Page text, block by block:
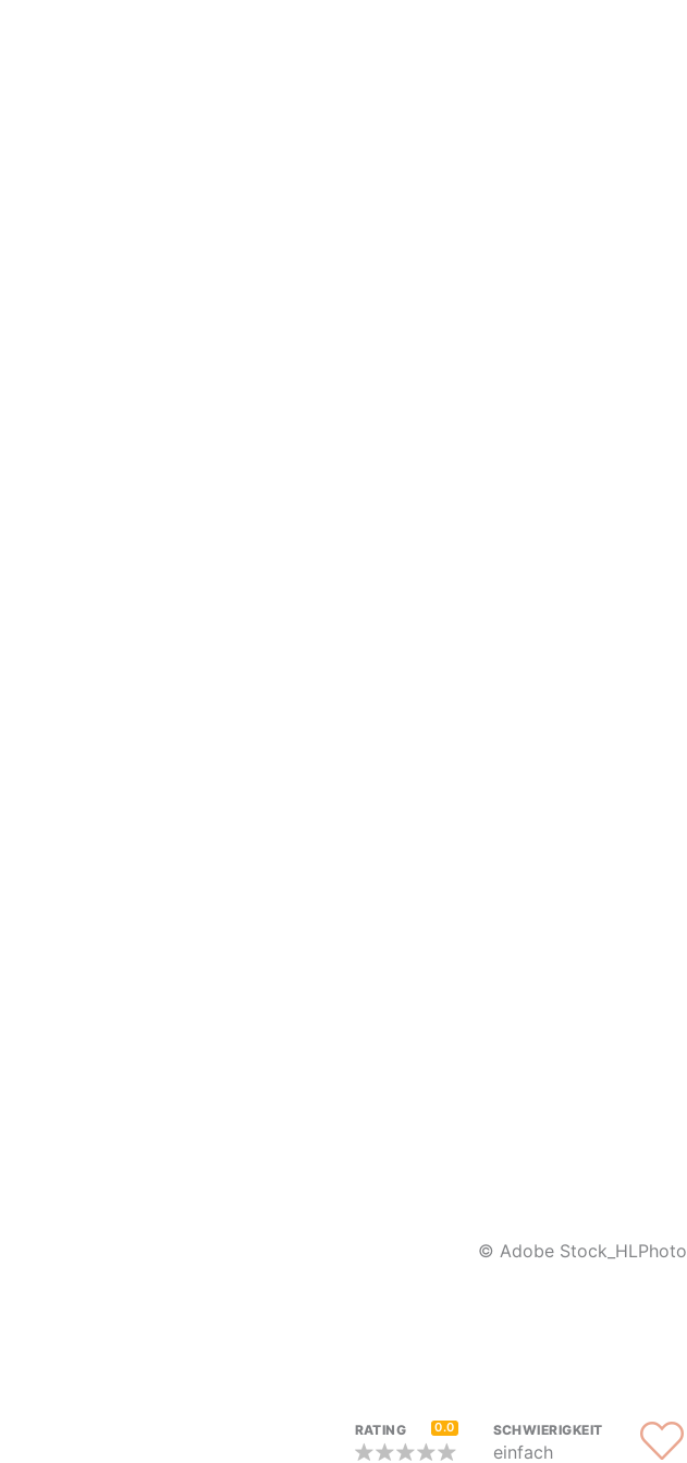
© Adobe Stock_HLPhoto
RATING 0.0 SCHWIERIGKEIT
einfach